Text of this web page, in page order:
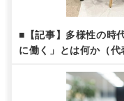
■【記事】多様性の時
に働く」とは何か（代